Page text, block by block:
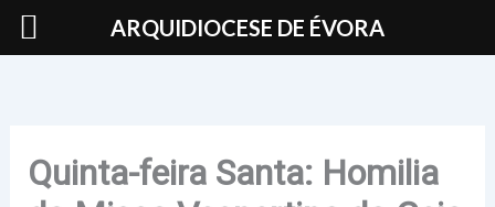
Skip
Quinta-feira Santa: Homilia
ARQUIDIOCESE DE ÉVORA